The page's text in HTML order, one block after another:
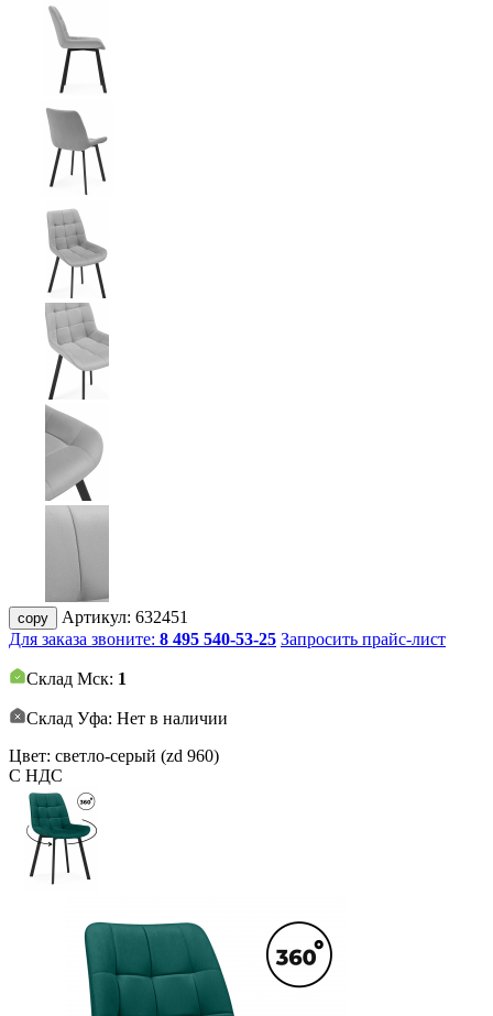
copy Артикул: 632451
Для заказа звоните: 8 495 540-53-25 Запросить прайс-лист
Склад Мск: 1
Склад Уфа: Нет в наличии
Цвет: светло-серый (zd 960)
С НДС